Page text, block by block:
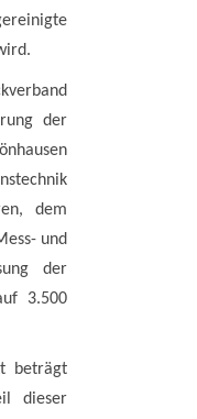
der
dem
und
der
3.500
beträgt
dieser